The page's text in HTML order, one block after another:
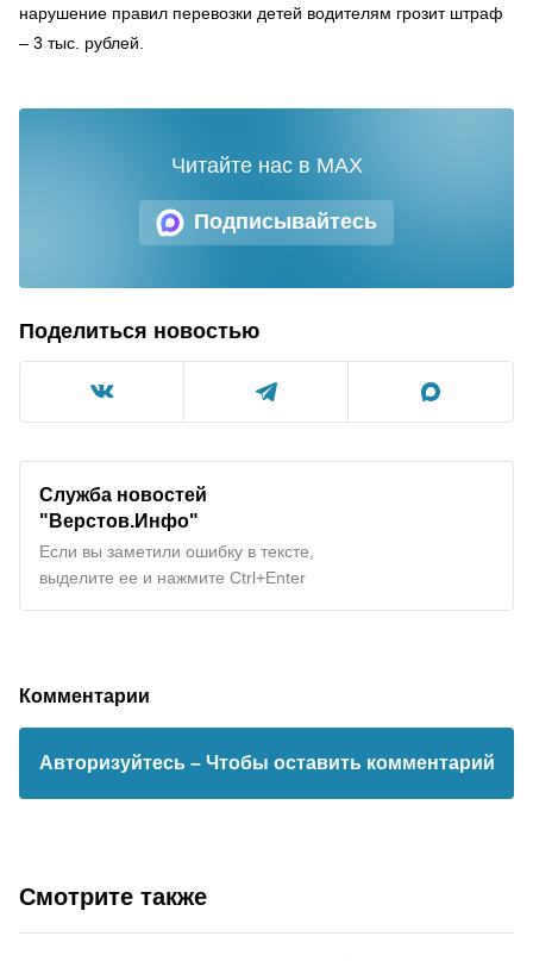
нарушение правил перевозки детей водителям грозит штраф
– 3 тыс. рублей.
Подписывайтесь
Читайте нас в MAX
Поделиться новостью
Служба новостей
"Верстов.Инфо"
Если вы заметили ошибку в тексте,
выделите ее и нажмите Ctrl+Enter
Комментарии
Авторизуйтесь – Чтобы оставить комментарий
Смотрите также